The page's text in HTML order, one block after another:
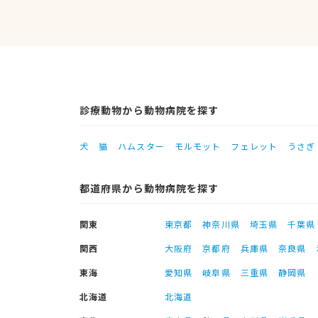
診療動物から動物病院を探す
犬 猫 ハムスター モルモット フェレット うさぎ
都道府県から動物病院を探す
関東 東京都 神奈川県 埼玉県
千葉県
関西
大阪府 京都府 兵庫県 奈良県
東海
愛知県 岐阜県 三重県
静岡県
北海道
北海道